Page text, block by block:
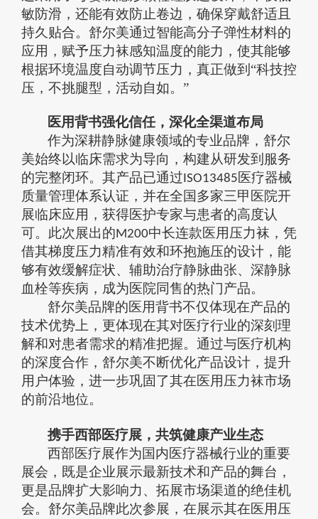
敏防滑，还能有效防止卷边，确保穿戴舒适且
持久贴合。舒尔美通过智能高分子弹性材料的
应用，赋予压力袜感知温度的能力，使其能够
根据环境温度自动调节压力，真正做到 “科技控
压，不挑腿型，活动自如。 ”
医用背书强化信任，深化全渠道布局
作为深耕静脉健康领域的专业品牌，舒尔
美始终以临床需求为导向，构建从研发到服务
的完整闭环。其产品已通过ISO13485 医疗器械
质量管理体系认证，并在全国多家三甲医院开
展临床应用，获得医护专家与患者的高度认
可。 此次展出的M200中长连款医用压力袜，凭
借其梯度压力精准有效和环抱施压的设计，能
够有效缓解症状、辅助治疗静脉曲张、 深静脉
血栓等疾病，成为医院同售的热门产品。
舒尔美品牌的医用背书不仅体现在产品的
技术优势上，更体现在其对医疗行业的深刻理
解和对患者需求的精准把握。通过与医疗机构
的深度合作，舒尔美不断优化产品设计，提升
用户体验，进一步巩固了其在医用压力袜市场
的前沿地位。
携手西部医疗展，共筑健康产业生态
西部医疗展作为国内医疗器械行业的重要
展会， 既是企业展示最新技术和产品的舞台，
更是品牌扩大影响力、拓展市场渠道的绝佳机
会。舒尔美品牌此次参展， 在展示其在医用压